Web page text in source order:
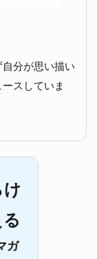
分が思い描い
スしていま
ガ